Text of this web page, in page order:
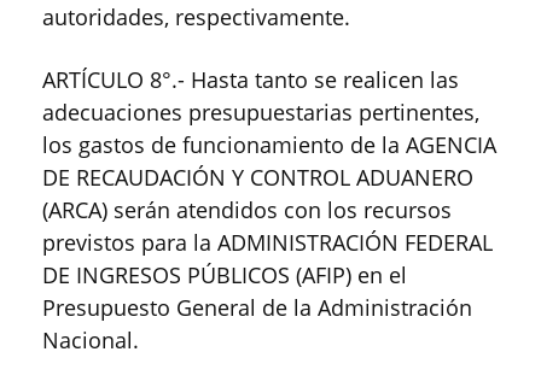
autoridades, respectivamente.
ARTÍCULO 8°.- Hasta tanto se realicen las
adecuaciones presupuestarias pertinentes,
los gastos de funcionamiento de la AGENCIA
DE RECAUDACIÓN Y CONTROL ADUANERO
(ARCA) serán atendidos con los recursos
previstos para la ADMINISTRACIÓN FEDERAL
DE INGRESOS PÚBLICOS (AFIP) en el
Presupuesto General de la Administración
Nacional.